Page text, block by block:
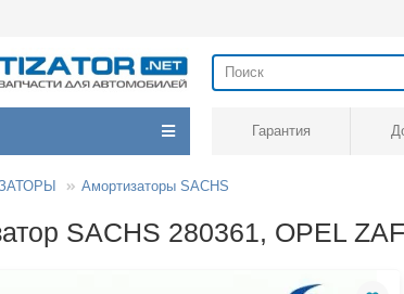
Гарантия
Амортизаторы SACHS
SACHS 280361, OPEL